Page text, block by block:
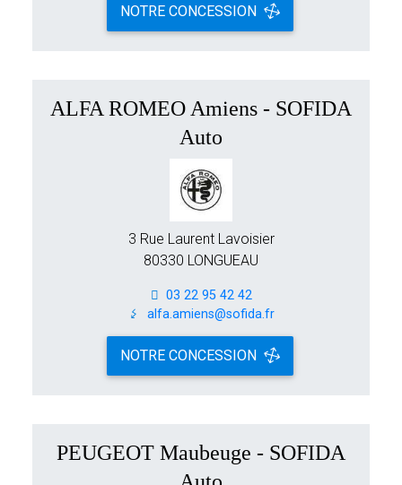
NOTRE CONCESSION
ALFA ROMEO Amiens - SOFIDA
Auto
3 Rue Laurent Lavoisier
80330 LONGUEAU
03 22 95 42 42
alfa.amiens@sofida.fr
NOTRE CONCESSION
PEUGEOT Maubeuge - SOFIDA